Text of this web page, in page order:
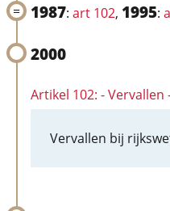
1987: art 102, 1995:
2000
Artikel 102: - Vervallen
Vervallen bij